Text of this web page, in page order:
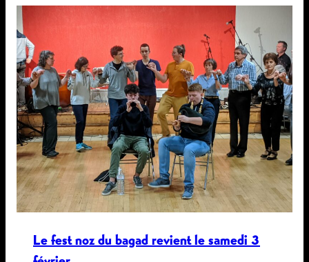
Le fest noz du bagad revient le samedi 3